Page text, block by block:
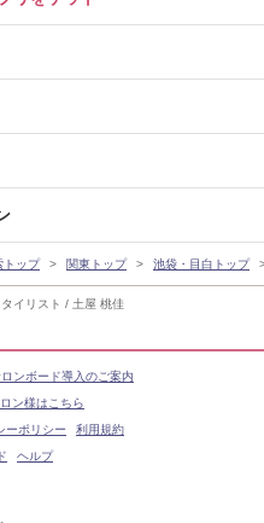
イリスト / 土屋 桃佳
トップ 関東トップ 池袋・目白トップ
ンボード導入のご案内
ン様はこちら
ーポリシー
利用規約
ヘルプ